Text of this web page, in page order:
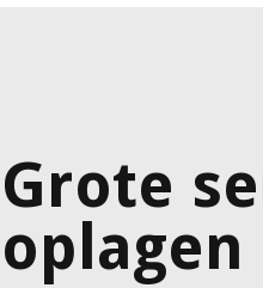
Grote
oplagen